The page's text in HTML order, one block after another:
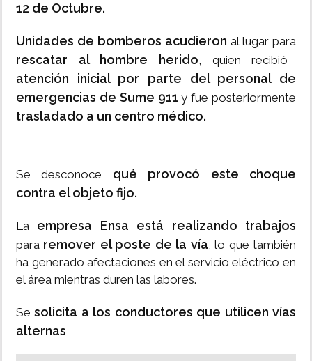
12 de Octubre.
Unidades de bomberos acudieron al lugar para
rescatar al hombre herido, quien recibió
atención inicial por parte del personal de
emergencias de Sume 911 y fue posteriormente
trasladado a un centro médico.
Se desconoce qué provocó este choque
contra el objeto fijo.
La empresa Ensa está realizando trabajos
para remover el poste de la vía, lo que también
ha generado afectaciones en el servicio eléctrico en
el área mientras duren las labores.
Se solicita a los conductores que utilicen vías
alternas